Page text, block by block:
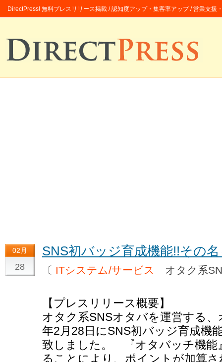
DirectPress! 無料プレスリリース掲載 / 認知度アップ・集客率アップ / 営業支援
02月
28
SNS初バッジ育成機能!!その
〔 ITシステム/サービス オタク系
【プレスリリース概要】
オタク系SNSオタバを運営する
年2月28日にSNS初バッジ育成機
致しました。 『オタバッチ機能
ることにより、ポイントが加算